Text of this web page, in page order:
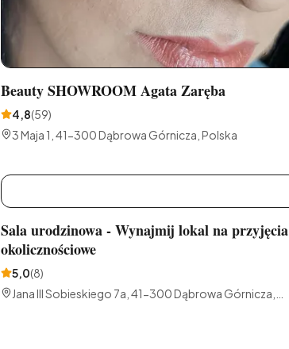
Beauty SHOWROOM Agata Zaręba
4,8(59)
3 Maja 1, 41-300 Dąbrowa Górnicza, Polska
Sala urodzinowa - Wynajmij lokal na przyjęcia
okolicznościowe
5,0(8)
Jana III Sobieskiego 7a, 41-300 Dąbrowa Górnicza,